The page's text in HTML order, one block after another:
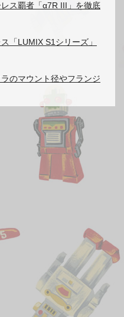
ス覇者「α7R III」を徹底
「LUMIX S1シリーズ」
のマウント径やフランジ